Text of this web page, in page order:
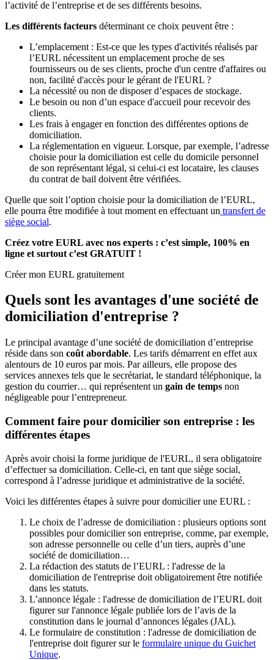
l’activité de l’entreprise et de ses différents besoins.
Les différents facteurs déterminant ce choix peuvent être :
L’emplacement : Est-ce que les types d'activités réalisés par
l’EURL nécessitent un emplacement proche de ses
fournisseurs ou de ses clients, proche d'un centre d'affaires ou
non, facilité d'accès pour le gérant de l'EURL ?
La nécessité ou non de disposer d’espaces de stockage.
Le besoin ou non d’un espace d'accueil pour recevoir des
clients.
Les frais à engager en fonction des différentes options de
domiciliation.
La réglementation en vigueur. Lorsque, par exemple, l’adresse
choisie pour la domiciliation est celle du domicile personnel
de son représentant légal, si celui-ci est locataire, les clauses
du contrat de bail doivent être vérifiées.
Quelle que soit l’option choisie pour la domiciliation de l’EURL,
elle pourra être modifiée à tout moment en effectuant un transfert de
siège social.
Créez votre EURL avec nos experts : c’est simple, 100% en
ligne et surtout c’est GRATUIT !
Créer mon EURL gratuitement
Quels sont les avantages d'une société de
domiciliation d'entreprise ?
Le principal avantage d’une société de domiciliation d’entreprise
réside dans son coût abordable. Les tarifs démarrent en effet aux
alentours de 10 euros par mois. Par ailleurs, elle propose des
services annexes tels que le secrétariat, le standard téléphonique, la
gestion du courrier… qui représentent un gain de temps non
négligeable pour l’entrepreneur.
Comment faire pour domicilier son entreprise : les
différentes étapes
Après avoir choisi la forme juridique de l'EURL, il sera obligatoire
d’effectuer sa domiciliation. Celle-ci, en tant que siège social,
correspond à l’adresse juridique et administrative de la société.
Voici les différentes étapes à suivre pour domicilier une EURL :
Le choix de l’adresse de domiciliation : plusieurs options sont
possibles pour domicilier son entreprise, comme, par exemple,
son adresse personnelle ou celle d’un tiers, auprès d’une
société de domiciliation…
La rédaction des statuts de l’EURL : l'adresse de la
domiciliation de l'entreprise doit obligatoirement être notifiée
dans les statuts.
L’annonce légale : l'adresse de domiciliation de l’EURL doit
figurer sur l'annonce légale publiée lors de l’avis de la
constitution dans le journal d’annonces légales (JAL).
Le formulaire de constitution : l'adresse de domiciliation de
l'entreprise doit figurer sur le formulaire unique du Guichet
Unique.